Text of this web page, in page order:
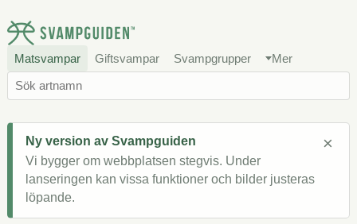
Matsvampar Giftsvampar Svampgrupper Mer
Ny version av Svampguiden
Vi bygger om webbplatsen stegvis. Under
lanseringen kan vissa funktioner och bilder justeras
löpande.
×